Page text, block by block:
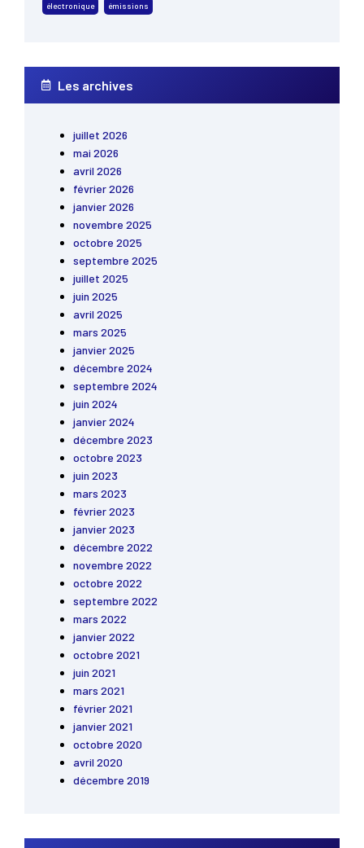
électronique émissions
Les archives
juillet 2026
mai 2026
avril 2026
février 2026
janvier 2026
novembre 2025
octobre 2025
septembre 2025
juillet 2025
juin 2025
avril 2025
mars 2025
janvier 2025
décembre 2024
septembre 2024
juin 2024
janvier 2024
décembre 2023
octobre 2023
juin 2023
mars 2023
février 2023
janvier 2023
décembre 2022
novembre 2022
octobre 2022
septembre 2022
mars 2022
janvier 2022
octobre 2021
juin 2021
mars 2021
février 2021
janvier 2021
octobre 2020
avril 2020
décembre 2019